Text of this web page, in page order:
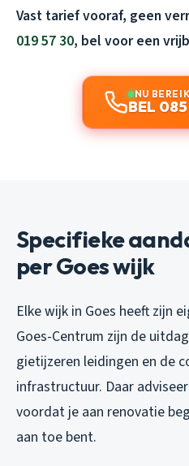
Vast tarief vooraf, geen
019 57 30, bel voor een
NU
BEL
Specifieke
per Goes wijk
Elke wijk in Goes heeft zijn
Goes-Centrum zijn de
gietijzeren leidingen en de
infrastructuur. Daar
voordat je aan renovatie
aan toe bent.